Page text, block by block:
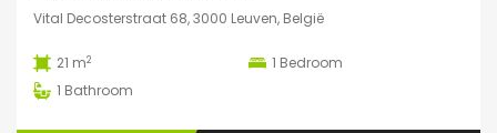
Vital Decosterstraat 68, 3000 Leuven, België
21 m2 1 Bedroom
1 Bathroom